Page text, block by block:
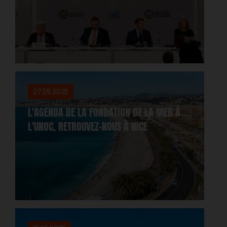
L'AGENDA DE LA FONDATION DE LA MER À
L'UNOC, RETROUVEZ-NOUS À NICE
27.05.2025